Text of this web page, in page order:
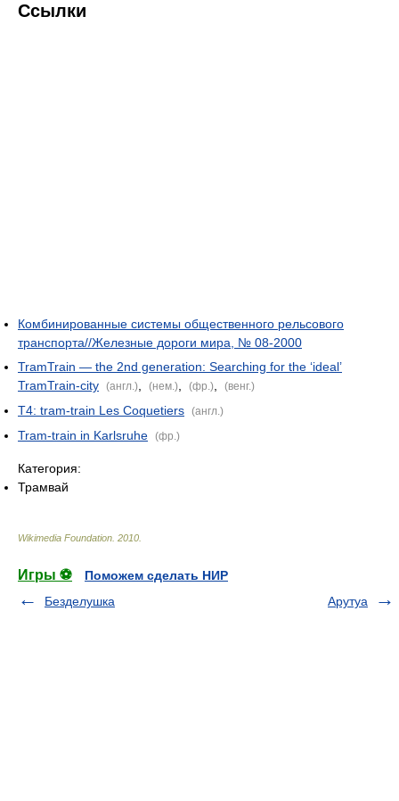
Ссылки
Комбинированные системы общественного рельсового
транспорта//Железные дороги мира, № 08-2000
TramTrain — the 2nd generation: Searching for the ‘ideal’
TramTrain-city (англ.) (нем.) (фр.) (венг.)
T4: tram-train Les Coquetiers (англ.)
Tram-train in Karlsruhe (фр.)
Категория:
Трамвай
Wikimedia Foundation 2010
Игры ⚽
Поможем сделать НИР
Безделушка
Арутуа